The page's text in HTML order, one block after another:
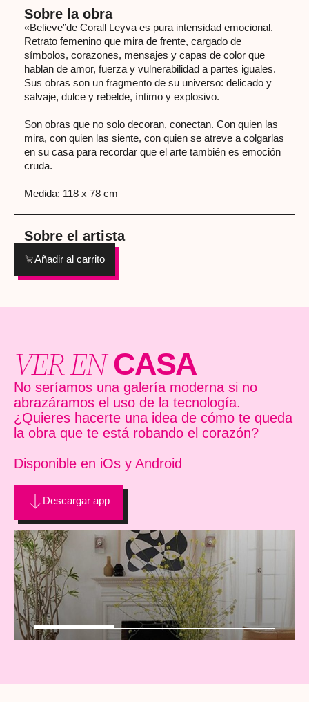
Sobre la obra
«Believe”de Corall Leyva es pura intensidad emocional.
Retrato femenino que mira de frente, cargado de
símbolos, corazones, mensajes y capas de color que
hablan de amor, fuerza y vulnerabilidad a partes iguales.
Sus obras son un fragmento de su universo: delicado y
salvaje, dulce y rebelde, íntimo y explosivo.
Son obras que no solo decoran, conectan. Con quien las
mira, con quien las siente, con quien se atreve a colgarlas
en su casa para recordar que el arte también es emoción
cruda.
Medida: 118 x 78 cm
Sobre el artista
Añadir al carrito
VER ENCASA
No seríamos una galería moderna si no
abrazáramos el uso de la tecnología.
¿Quieres hacerte una idea de cómo te queda
la obra que te está robando el corazón?
Disponible en iOs y Android
Descargar app